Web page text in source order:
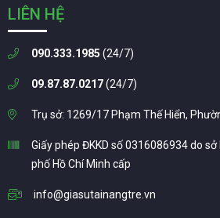
LIÊN HỆ
090.333.1985 (24/7)
09.87.87.0217(24/7)
Trụ sở: 1269/17 Phạm Thế Hiển,
Giấy phép ĐKKD số 0316086934 do
phố Hồ Chí Minh cấp
info@giasutainangtre.vn